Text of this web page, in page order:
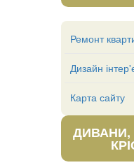
Ремонт
Дизайн
Карта сайту
ДИВАНИ,